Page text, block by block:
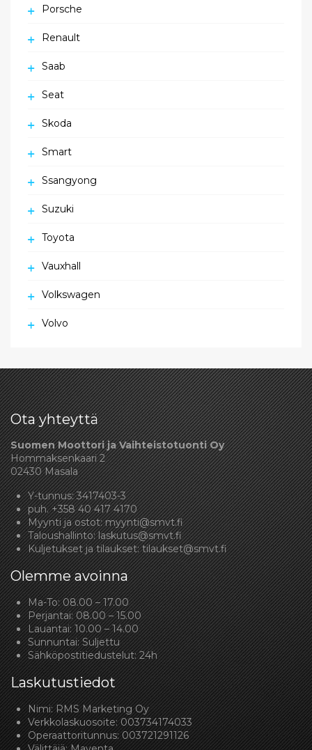
Porsche
Renault
Saab
Seat
Skoda
Smart
Ssangyong
Suzuki
Toyota
Vauxhall
Volkswagen
Volvo
Ota yhteyttä
Suomen Moottori ja Vaihteistotuonti Oy
Hommaksenkaari 2
02430 Masala
Y-tunnus: 3417403-3
puh.+358 40 417 4170
Myynti ja ostot:myynti@smvt.fi
Taloushallinto:laskutus@smvt.fi
Kuljetukset ja tilaukset:tilaukset@smvt.fi
Olemme avoinna
Ma-To: 08.00 – 17.00
Perjantai: 08.00 – 15.00
Lauantai: 10.00 – 14.00
Sunnuntai: Suljettu
Sähköpostitiedustelut: 24h
Laskutustiedot
Nimi: RMS Marketing Oy
Verkkolaskuosoite: 003734174033
Operaattoritunnus: 003721291126